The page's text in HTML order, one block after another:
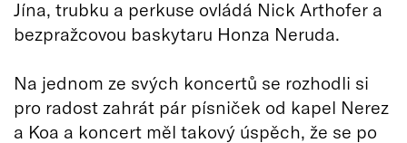
Jína, trubku a perkuse ovládá Nick Arthofer a
bezpražcovou baskytaru Honza Neruda.
Na jednom ze svých koncertů se rozhodli si
pro radost zahrát pár písniček od kapel Nerez
a Koa a koncert měl takový úspěch, že se po